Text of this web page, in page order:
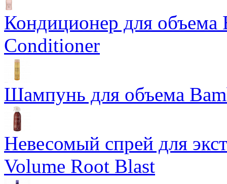
Кондиционер для объема
Conditioner
Шампунь для объема
Невесомый спрей для
Volume Root Blast